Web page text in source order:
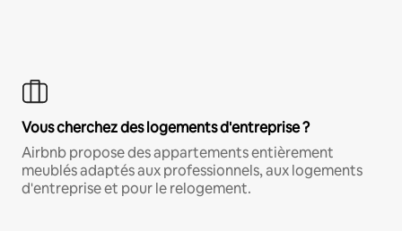
Vous cherchez des logements d'entreprise ?
Airbnb propose des appartements entièrement
meublés adaptés aux professionnels, aux logements
d'entreprise et pour le relogement.